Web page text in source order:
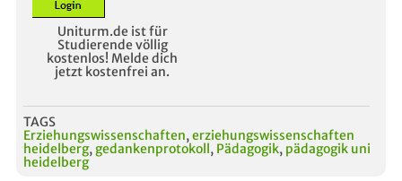
Uniturm.de ist für
Studierende völlig
kostenlos! Melde dich
jetzt kostenfrei an.
TAGS
Erziehungswissenschaften, erziehungswissenschaften
heidelberg, gedankenprotokoll, Pädagogik, pädagogik uni
heidelberg